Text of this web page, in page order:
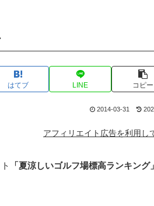
はてブ LINE コピー
2014-03-31
アフィリエイト広告を利用し
「夏涼しいゴルフ場標高ランキング」